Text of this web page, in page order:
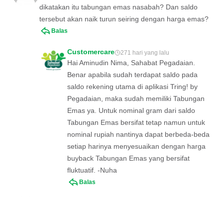
dikatakan itu tabungan emas nasabah? Dan saldo
tersebut akan naik turun seiring dengan harga emas?
Balas
Customercare 271 hari yang lalu
Hai Aminudin Nima, Sahabat Pegadaian.
Benar apabila sudah terdapat saldo pada
saldo rekening utama di aplikasi Tring! by
Pegadaian, maka sudah memiliki Tabungan
Emas ya. Untuk nominal gram dari saldo
Tabungan Emas bersifat tetap namun untuk
nominal rupiah nantinya dapat berbeda-beda
setiap harinya menyesuaikan dengan harga
buyback Tabungan Emas yang bersifat
fluktuatif. -Nuha
Balas